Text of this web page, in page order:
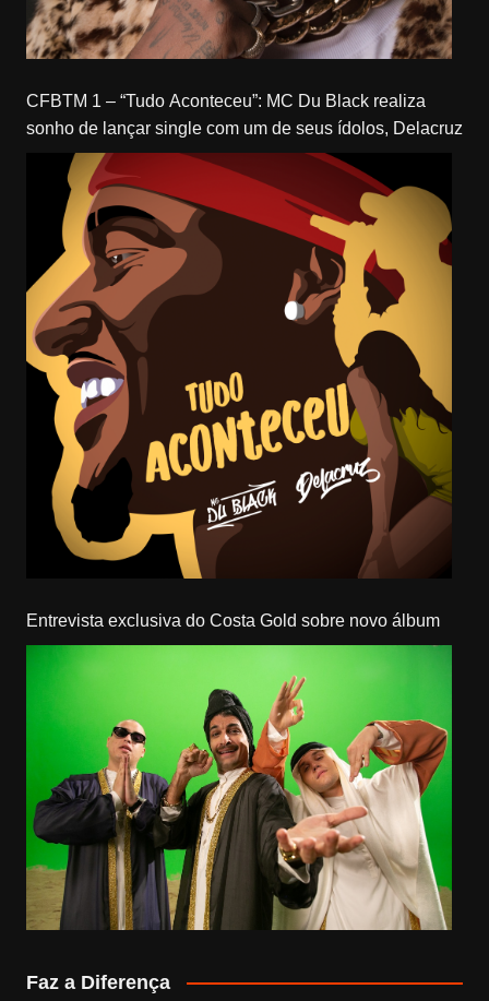
CFBTM 1 – “Tudo Aconteceu”: MC Du Black realiza
sonho de lançar single com um de seus ídolos, Delacruz
Entrevista exclusiva do Costa Gold sobre novo álbum
Faz a Diferença